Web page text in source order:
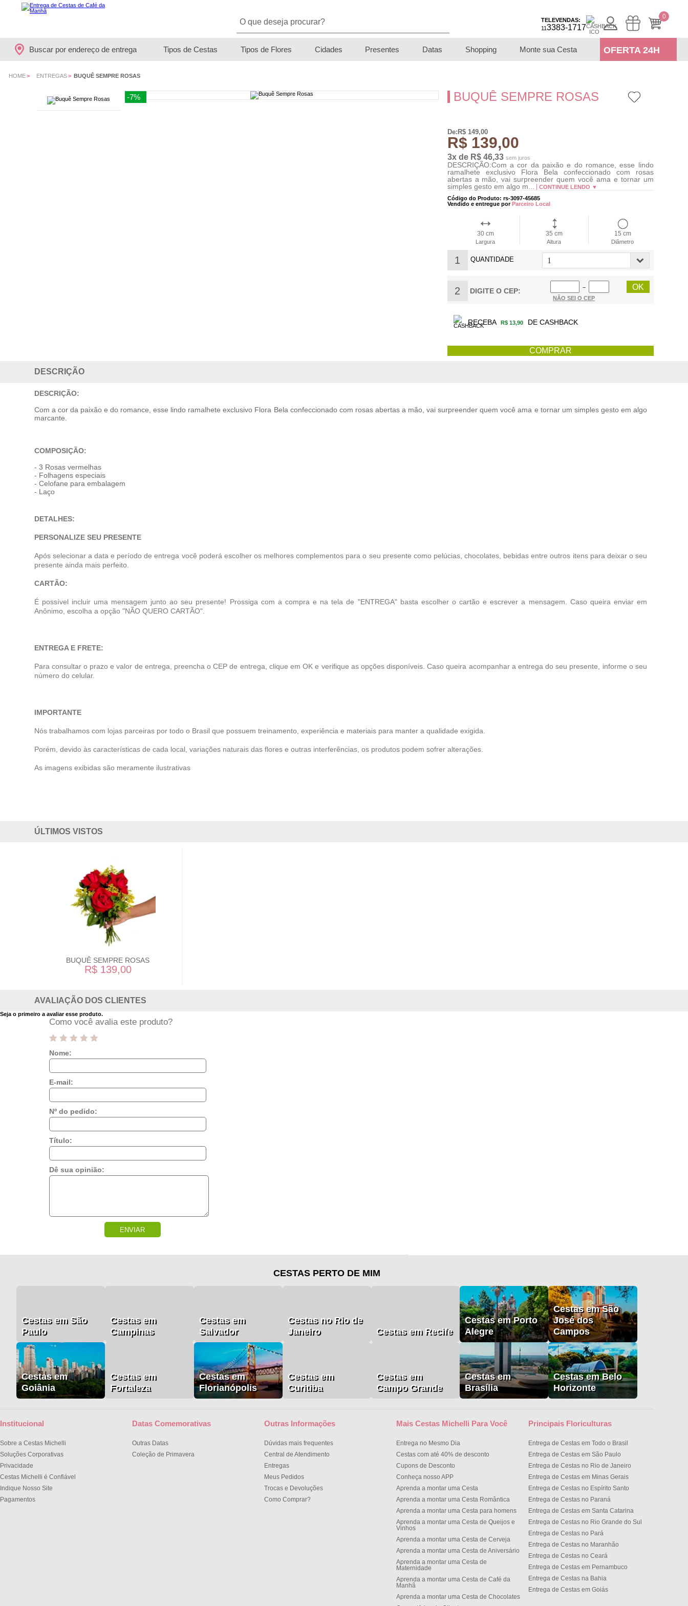
0
TELEVENDAS:
113383-1717
Buscar por endereço de entrega Tipos de Cestas Tipos de Flores Cidades Presentes Datas Shopping Monte sua Cesta OFERTA 24H
HOME> ENTREGAS> BUQUÊ SEMPRE ROSAS
-7% BUQUÊ SEMPRE ROSAS
De:R$ 149,00
R$ 139,00
3x de R$ 46,33 sem juros
DESCRIÇÃO:Com a cor da paixão e do romance, esse lindo
ramalhete exclusivo Flora Bela confeccionado com rosas
abertas a mão, vai surpreender quem você ama e tornar um
simples gesto em algo m...
CONTINUE LENDO ▼
Código do Produto: rs-3097-45685
Vendido e entregue porParceiro Local
30 cm
Largura
35 cm
Altura
15 cm
Diâmetro
1 QUANTIDADE
2 DIGITE O CEP:
−
NÃO SEI O CEP
RECEBA R$ 13,90 DE CASHBACK
DESCRIÇÃO
DESCRIÇÃO:
Com a cor da paixão e do romance, esse lindo ramalhete exclusivo Flora Bela confeccionado com rosas abertas a mão, vai surpreender quem você ama e tornar um simples gesto em algo
marcante.
COMPOSIÇÃO:
- 3 Rosas vermelhas
- Folhagens especiais
- Celofane para embalagem
- Laço
DETALHES:
PERSONALIZE SEU PRESENTE
Após selecionar a data e período de entrega você poderá escolher os melhores complementos para o seu presente como pelúcias, chocolates, bebidas entre outros itens para deixar o seu
presente ainda mais perfeito.
CARTÃO:
É possível incluir uma mensagem junto ao seu presente! Prossiga com a compra e na tela de "ENTREGA" basta escolher o cartão e escrever a mensagem. Caso queira enviar em
Anônimo, escolha a opção "NÃO QUERO CARTÃO".
ENTREGA E FRETE:
Para consultar o prazo e valor de entrega, preencha o CEP de entrega, clique em OK e verifique as opções disponíveis. Caso queira acompanhar a entrega do seu presente, informe o seu
número do celular.
IMPORTANTE
Nós trabalhamos com lojas parceiras por todo o Brasil que possuem treinamento, experiência e materiais para manter a qualidade exigida.
Porém, devido às características de cada local, variações naturais das flores e outras interferências, os produtos podem sofrer alterações.
As imagens exibidas são meramente ilustrativas
ÚLTIMOS VISTOS
BUQUÊ SEMPRE ROSAS
R$ 139,00
AVALIAÇÃO DOS CLIENTES
Seja o primeiro a avaliar esse produto.
Como você avalia este produto?
Nome:
E-mail:
Nº do pedido:
Título:
Dê sua opinião:
ENVIAR
CESTAS PERTO DE MIM
Cestas em São
Paulo
Cestas em
Campinas
Cestas em
Salvador
Cestas no Rio de
Janeiro
Cestas em Recife
Cestas em Porto
Alegre
Cestas em São
José dos
Campos
Cestas em
Goiânia
Cestas em
Fortaleza
Cestas em
Florianópolis
Cestas em
Curitiba
Cestas em
Campo Grande
Cestas em
Brasília
Cestas em Belo
Horizonte
Institucional
Sobre a Cestas Michelli
Soluções Corporativas
Privacidade
Cestas Michelli é Confiável
Indique Nosso Site
Pagamentos
Datas Comemorativas
Outras Datas
Coleção de Primavera
Outras Informações
Dúvidas mais frequentes
Central de Atendimento
Entregas
Meus Pedidos
Trocas e Devoluções
Como Comprar?
Mais Cestas Michelli Para Você
Entrega no Mesmo Dia
Cestas com até 40% de desconto
Cupons de Desconto
Conheça nosso APP
Aprenda a montar uma Cesta
Aprenda a montar uma Cesta Romântica
Aprenda a montar uma Cesta para homens
Aprenda a montar uma Cesta de Queijos e
Vinhos
Aprenda a montar uma Cesta de Cerveja
Aprenda a montar uma Cesta de Aniversário
Aprenda a montar uma Cesta de
Maternidade
Aprenda a montar uma Cesta de Café da
Manh
Aprenda a montar uma Cesta de Chocolates
Principais Floriculturas
Entrega de Cestas em Todo o Brasil
Entrega de Cestas em São Paulo
Entrega de Cestas no Rio de Janeiro
Entrega de Cestas em Minas Gerais
Entrega de Cestas no Espírito Santo
Entrega de Cestas no Paran
Entrega de Cestas em Santa Catarina
Entrega de Cestas no Rio Grande do Sul
Entrega de Cestas no Par
Entrega de Cestas no Maranhão
Entrega de Cestas no Cear
Entrega de Cestas em Pernambuco
Entrega de Cestas na Bahia
Entrega de Cestas em Goiás